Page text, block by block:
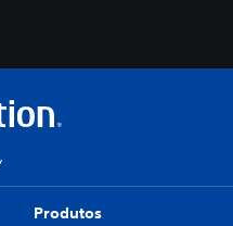
Produtos